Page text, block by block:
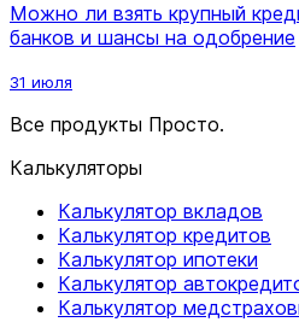
Можно ли взять крупный
банков и шансы на одобрение
31 июля
Все продукты Просто.
Калькуляторы
Калькулятор вкладов
Калькулятор кредитов
Калькулятор ипотеки
Калькулятор
Калькулятор